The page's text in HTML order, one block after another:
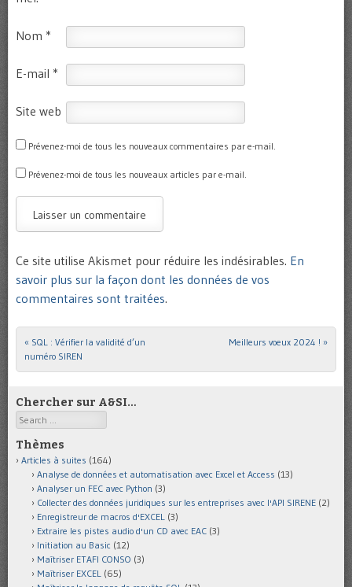
Nom *
E-mail *
Site web
Prévenez-moi de tous les nouveaux commentaires par e-mail.
Prévenez-moi de tous les nouveaux articles par e-mail.
Ce site utilise Akismet pour réduire les indésirables. En
savoir plus sur la façon dont les données de vos
commentaires sont traitées.
Post navigation
« SQL : Vérifier la validité d’un
numéro SIREN
Meilleurs voeux 2024 ! »
Chercher sur A&SI…
Search
Thèmes
Articles à suites (164)
Analyse de données et automatisation avec Excel et Access (13)
Analyser un FEC avec Python (3)
Collecter des données juridiques sur les entreprises avec l'API SIRENE (2)
Enregistreur de macros d'EXCEL (3)
Extraire les pistes audio d'un CD avec EAC (3)
Initiation au Basic (12)
Maîtriser ETAFI CONSO (3)
Maîtriser EXCEL (65)